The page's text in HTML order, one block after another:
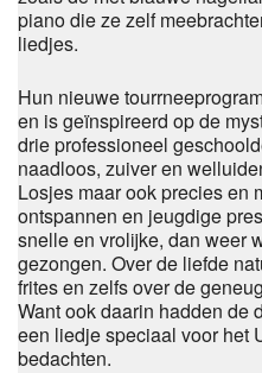
piano die ze zelf
liedjes.
Hun nieuwe
en is geïnspireerd op de
drie professioneel
naadloos, zuiver en
Losjes maar ook precies en
ontspannen en jeugdige
snelle en vrolijke, dan weer
gezongen. Over de liefde
frites en zelfs over de
Want ook daarin hadden de
een liedje speciaal voor het
bedachten.